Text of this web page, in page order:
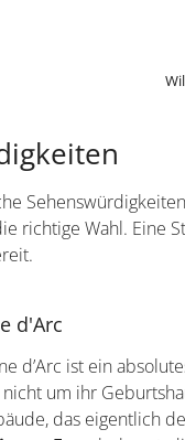
richtige Wahl. Eine
d'Arc
d’Arc ist ein
um ihr
das eigentlich